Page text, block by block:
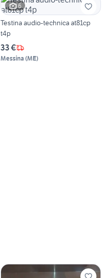
6
Testina audio-technica at81cp
t4p
33 €
Messina (ME)